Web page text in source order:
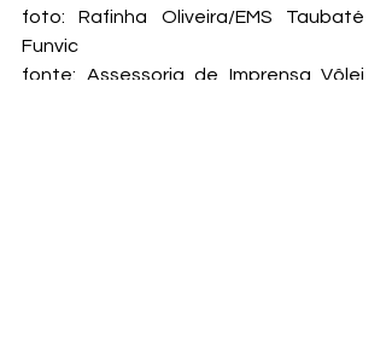
foto: Rafinha Oliveira/EMS Taubaté
Funvic
fonte: Assessoria de Imprensa Vôlei